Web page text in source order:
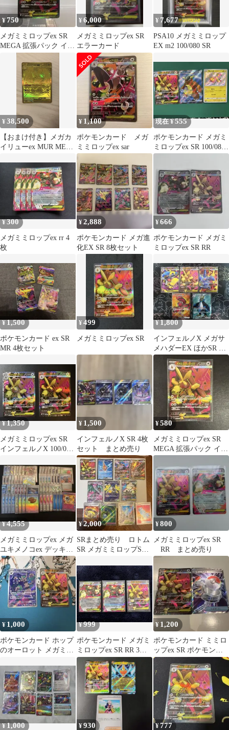
¥750
メガミミロップex SR
MEGA 拡張パック イン
フェルノX 100/080
¥6,000
メガミミロップex SR
エラーカード
¥ 7,677
PSA10 メガミミロップ
EX m2 100/080 SR
¥38,500
【おまけ付き】メガカ
イリューex MUR MEGA
¥ 1,100
ポケモンカード メガ
ミミロップex sar
現在 ¥555
ポケモンカード メガミ
ミロップex SR 100/080
ワンパチ ガルーラ
¥300
メガミミロップex rr 4
枚
¥2,888
ポケモンカード メガ進
化EX SR 8枚セット
¥666
ポケモンカード メガミ
ミロップex SR RR
¥1,500
ポケモンカード ex SR
MR 4枚セット
¥499
メガミミロップex SR
¥1,800
インフェルノX メガサ
メハダーEX ほかSR 9
枚セット
¥1,350
メガミミロップex SR
インフェルノX 100/080
¥ 1,500
インフェルノX SR 4枚
セット まとめ売り
¥580
メガミミロップex SR
MEGA 拡張パック イン
フェルノX 100/080
¥4,555
メガミミロップex メガ
ユキメノコex デッキ
ポケモンカード
¥2,000
SRまとめ売り ロトム
SR メガミミロップSR
¥800
メガミミロップex SR
RR まとめ売り
¥ 1,000
ポケモンカード ホップ
のオーロット メガミミ
¥999
ポケモンカード メガミ
ミロップex SR RR 3枚
セット100/080
¥ 1,200
ポケモンカード ミミロ
ップex SR ポケモンい
れかえ SR
¥1,000 ¥930 ¥777